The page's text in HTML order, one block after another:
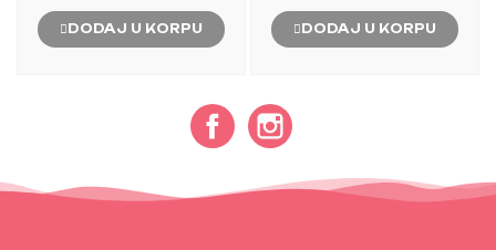
DODAJ U KORPU DODAJ U KORPU
Facebook